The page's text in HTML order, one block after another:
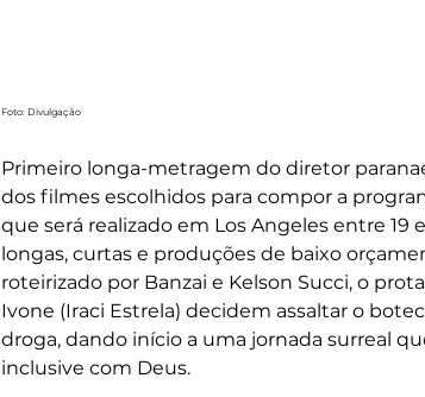
Foto: Divulgação
Primeiro longa-metragem do diretor
dos filmes escolhidos para compor a
que será realizado em Los Angeles entre 19
longas, curtas e produções de baixo
roteirizado por Banzai e Kelson Succi, o
Ivone (Iraci Estrela) decidem assaltar o
droga, dando início a uma jornada surreal
inclusive com Deus.